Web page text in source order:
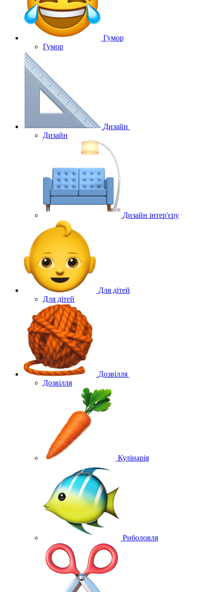
Гумор
Гумор
Дизайн
Дизайн
Дизайн інтер'єру
Для дітей
Для дітей
Дозвілля
Дозвілля
Кулінарія
Риболовля